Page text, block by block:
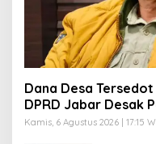
Dana Desa
DPRD Jabar Desak
Diurus Kota Ditata’
Kamis, 6 Agustus 2026 | 17:15